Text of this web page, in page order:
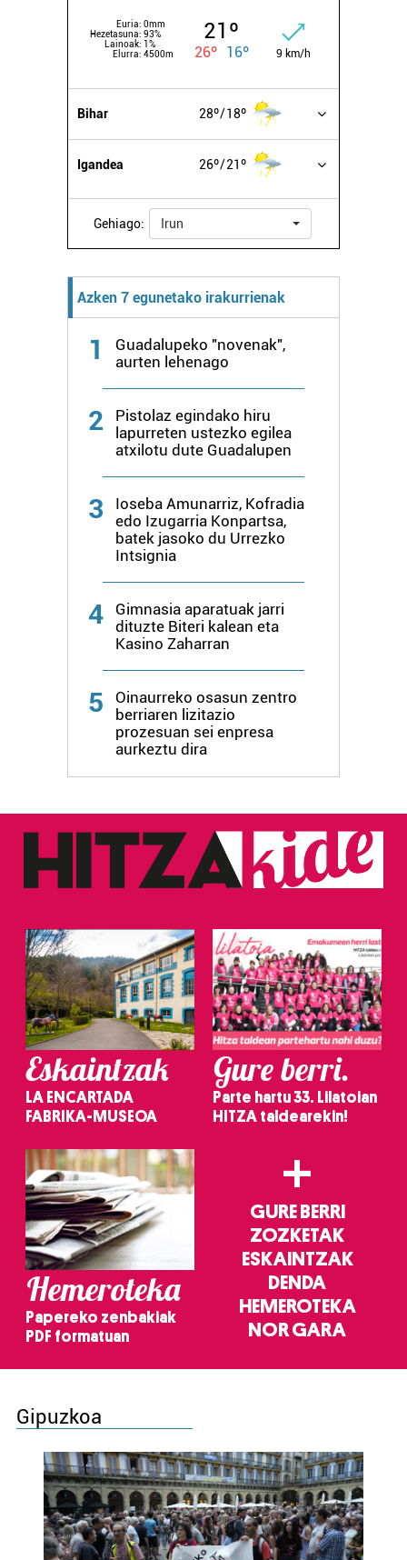
Euria: 0mm
Hezetasuna: 93%
Lainoak:
1%
Elurra: 4500m
21º
26º 16º 9 km/h
Bihar 28º 18º
Igandea 26º 21º
Gehiago: Irun
Azken 7 egunetako irakurrienak
1
Guadalupeko "novenak",
aurten lehenago
2
Pistolaz egindako hiru
lapurreten ustezko egilea
atxilotu dute Guadalupen
3
Ioseba Amunarriz, Kofradia
edo Izugarria Konpartsa,
batek jasoko du Urrezko
Intsignia
4
Gimnasia aparatuak jarri
dituzte Biteri kalean eta
Kasino Zaharran
5
Oinaurreko osasun zentro
berriaren lizitazio
prozesuan sei enpresa
aurkeztu dira
Eskaintzak
LA ENCARTADA
FABRIKA-MUSEOA
Gure berri.
Parte hartu 33. Lilatoian
HITZA taldearekin!
Hemeroteka
Papereko zenbakiak
PDF formatuan
+
GURE BERRI
ZOZKETAK
ESKAINTZAK
DENDA
HEMEROTEKA
NOR GARA
Gipuzkoa